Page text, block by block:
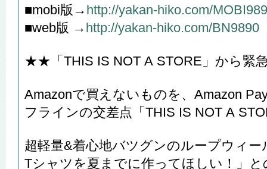
■mobi版→ http://yakan-hiko.com/
■web版 → http://yakan-hiko.com/BN9890
★★「THIS IS NOT A STORE」から緊
Amazonで買えないものを、Amazon
フラインの交差点「THIS IS NOT A
超軽量&着心地バツグンのループウィ
Tシャツを夏までに作ってほしい！」